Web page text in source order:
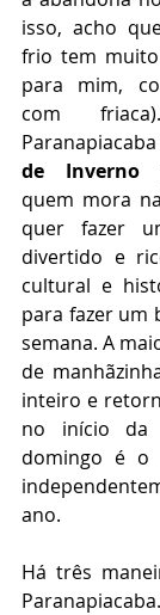
isso, acho
frio tem muito
para mim,
com
de Inverno
quem mora
quer fazer
divertido e
cultural e
para fazer um
semana. A
de
inteiro e
no início da
domingo é o
ano.
Há três